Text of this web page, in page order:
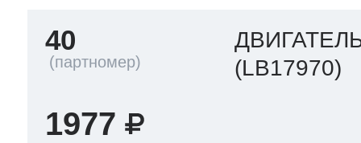
40
(LB17970)
1977